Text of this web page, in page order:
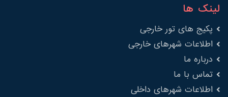
لینک ها
پکیج های تور خارجی
اطلاعات شهرهای خارجی
درباره ما
تماس با ما
اطلاعات شهرهای داخلی